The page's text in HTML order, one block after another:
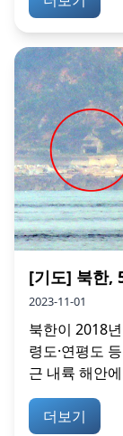
[기도] 북한,
2023-11-01
북한이 2018
령도·연평도
근 내륙 해안
더보기